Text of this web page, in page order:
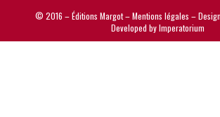
© 2016 – Éditions Margot –Mentions légales –
Developed byImperatorium